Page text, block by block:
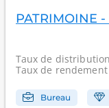
PATRIMOINE -
Taux de distribution
Taux de
Bureau